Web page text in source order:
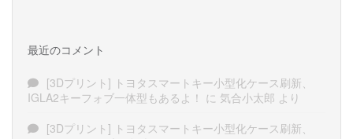
最近のコメント
[3Dプリント] トヨタスマートキー小型化ケース刷新、
IGLA2キーフォブ一体型もあるよ！ に 気合小太郎 より
[3Dプリント] トヨタスマートキー小型化ケース刷新、